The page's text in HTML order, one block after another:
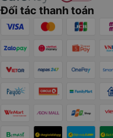
Đối tác thanh toán